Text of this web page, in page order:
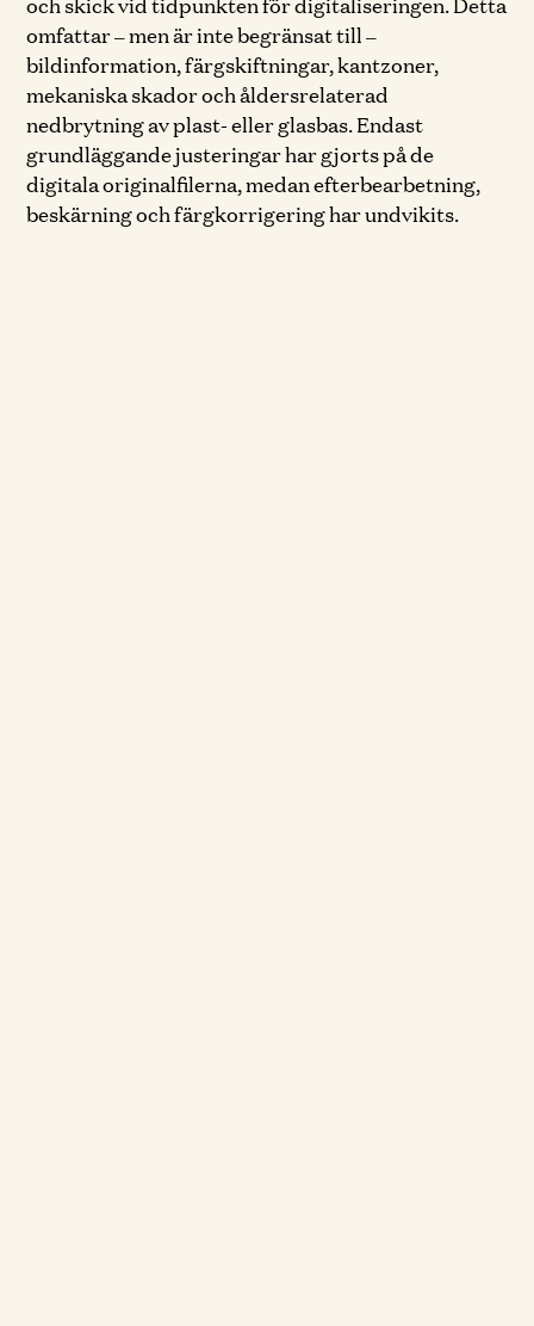
omfattar – men är inte begränsat till –
bildinformation, färgskiftningar, kantzoner,
mekaniska skador och åldersrelaterad
nedbrytning av plast- eller glasbas. Endast
grundläggande justeringar har gjorts på de
digitala originalfilerna, medan efterbearbetning,
beskärning och färgkorrigering har undvikits.